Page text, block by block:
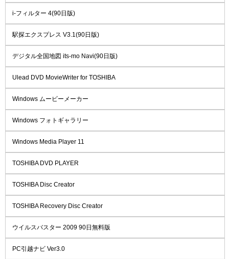
i-フィルター 4(90日版)
駅探エクスプレス V3.1(90日版)
デジタル全国地図 its-mo Navi(90日版)
Ulead DVD MovieWriter for TOSHIBA
Windows ムービーメーカー
Windows フォトギャラリー
Windows Media Player 11
TOSHIBA DVD PLAYER
TOSHIBA Disc Creator
TOSHIBA Recovery Disc Creator
ウイルスバスター 2009 90日無料版
PC引越ナビ Ver3.0